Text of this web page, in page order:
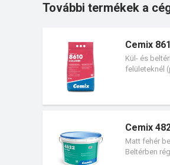
További termékek a
Cemix
Kül- és
felületeknél
Cemix
Matt fehér
Beltérben